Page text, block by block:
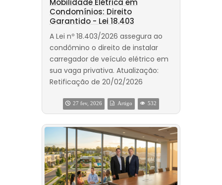
Mobilidade Elétrica em
Condomínios: Direito
Garantido - Lei 18.403
A Lei nº 18.403/2026 assegura ao
condômino o direito de instalar
carregador de veículo elétrico em
sua vaga privativa. Atualização:
Retificação de 20/02/2026
27 fev, 2026 Artigo 532